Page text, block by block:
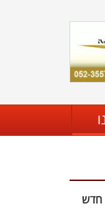
חדש